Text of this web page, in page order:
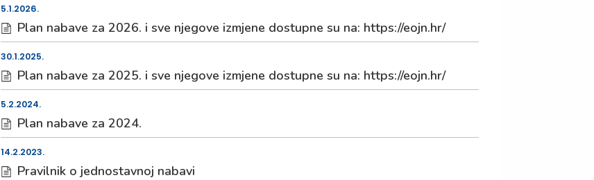
5.1.2026.
Plan nabave za 2026. i sve njegove izmjene dostupne su na: https://eojn.hr/
30.1.2025.
Plan nabave za 2025. i sve njegove izmjene dostupne su na: https://eojn.hr/
5.2.2024.
Plan nabave za 2024.
14.2.2023.
Pravilnik o jednostavnoj nabavi